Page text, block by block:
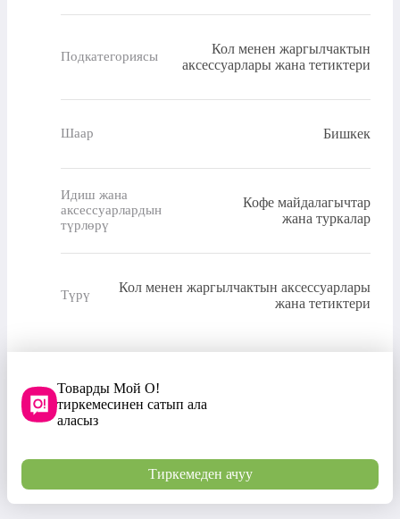
Подкатегориясы
Кол менен жаргылчактын
аксессуарлары жана тетиктери
Шаар Бишкек
Идиш жана
аксессуарлардын
түрлөрү
Кофе майдалагычтар
жана туркалар
Түрү
Кол менен жаргылчактын аксессуарлары
жана тетиктери
Товарды Мой О!
тиркемесинен сатып ала
аласыз
Тиркемеден ачуу